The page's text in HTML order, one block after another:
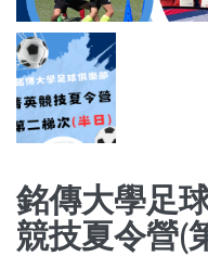
銘傳大學足
競技夏令營(